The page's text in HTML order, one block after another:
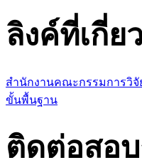
ลิงค์ที่เกี่ย
สำนักงานคณะกรรมการวิจั
ขั้นพื้นฐาน
ติดต่อสอ